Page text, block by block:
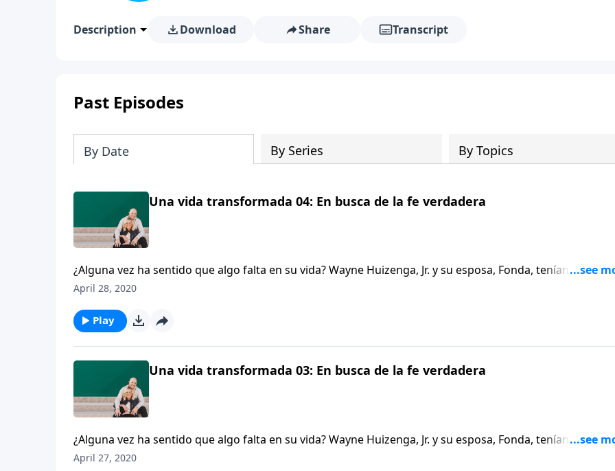
Description Download Share Transcript
Past Episodes
By Date By Series By Topics
Una vida transformada 04: En busca de la fe verdadera
¿Alguna vez ha sentido que algo falta en su vida? Wayne Huizenga, Jr. y su esposa, Fonda, tenían todo lo
que el mundo podía ofrecer financieramente, pero espiritualmente estaban en bancarrota. Hoy Wayne,
contará a Dennis Rainey acerca de su viaje en un submarino nuclear que lo llevó a una darse cuenta que
necesitaba una relación con Dios.
April 28, 2020
Play
Una vida transformada 03: En busca de la fe verdadera
¿Alguna vez ha sentido que algo falta en su vida? Wayne Huizenga, Jr. y su esposa, Fonda, tenían todo lo
que el mundo podía ofrecer financieramente, pero espiritualmente estaban en bancarrota. Hoy Wayne,
April 27, 2020